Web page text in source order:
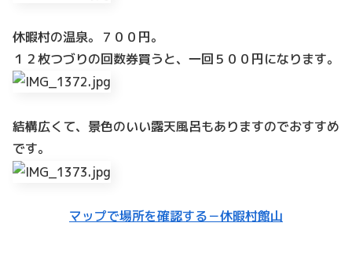
休暇村の温泉。７００円。
１２枚つづりの回数券買うと、一回５００円になります。
結構広くて、景色のいい露天風呂もありますのでおすすめ
です。
マップで場所を確認する－休暇村館山